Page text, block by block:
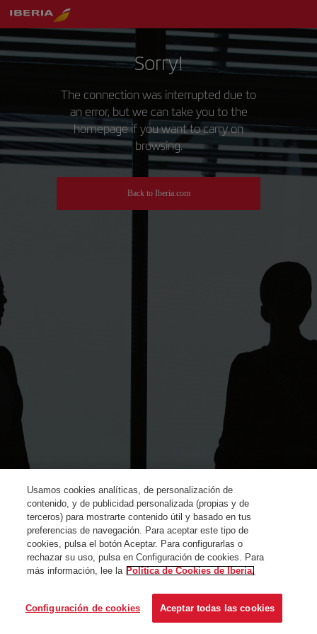
Sorry!
The connection was interrupted due to
an error, but we can take you to the
homepage if you want to carry on
browsing.
Back to Iberia.com
Usamos cookies analíticas, de personalización de
contenido, y de publicidad personalizada (propias y de
terceros) para mostrarte contenido útil y basado en tus
preferencias de navegación. Para aceptar este tipo de
cookies, pulsa el botón Aceptar. Para configurarlas o
rechazar su uso, pulsa en Configuración de cookies. Para
más información, lee la Política de Cookies de Iberia.
Configuración de cookies Aceptar todas las cookies